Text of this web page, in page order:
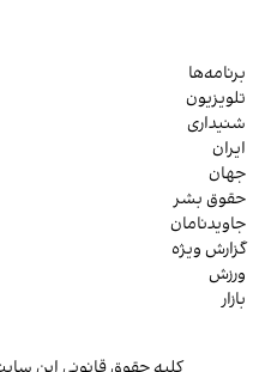
برنامه‌ها
تلویزیون
شنیداری
ایران
جهان
حقوق بشر
جاویدنامان
گزارش ویژه
ورزش
بازار